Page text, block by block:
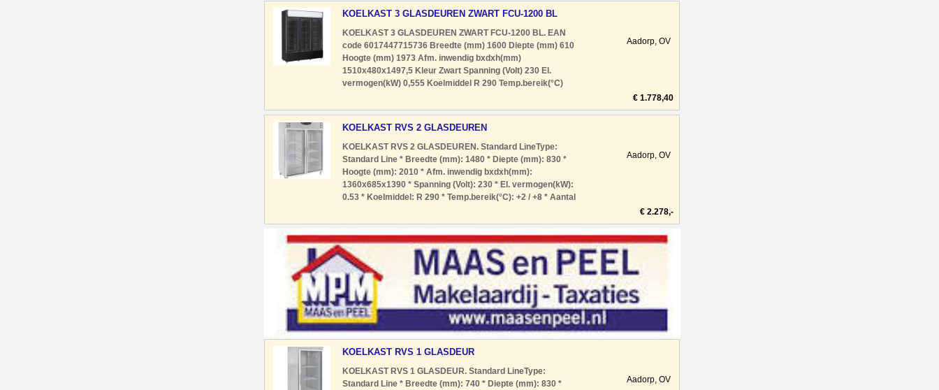
KOELKAST 3 GLASDEUREN ZWART FCU-1200 BL
KOELKAST 3 GLASDEUREN ZWART FCU-1200 BL. EAN
code 6017447715736 Breedte (mm) 1600 Diepte (mm) 610
Hoogte (mm) 1973 Afm. inwendig bxdxh(mm)
1510x480x1497,5 Kleur Zwart Spanning (Volt) 230 El.
vermogen(kW) 0,555 Koelmiddel R 290 Temp.bereik(°C)
Geleiderafstand (mm) 90 Max.belad.rooster(kg) 30 Inh. Net
Aadorp, OV
€ 1.778,40
KOELKAST RVS 2 GLASDEUREN
KOELKAST RVS 2 GLASDEUREN. Standard LineType:
Standard Line * Breedte (mm): 1480 * Diepte (mm): 830 *
Hoogte (mm): 2010 * Afm. inwendig bxdxh(mm):
1360x685x1390 * Spanning (Volt): 230 * El. vermogen(kW):
0.53 * Koelmiddel: R 290 * Temp.bereik(°C): +2 / +8 * Aantal
Geleiderafstand (mm): 80 * Inh. Nett
Aadorp, OV
€ 2.278,-
KOELKAST RVS 1 GLASDEUR
KOELKAST RVS 1 GLASDEUR. Standard LineType:
Standard Line * Breedte (mm): 740 * Diepte (mm): 830 *
Aadorp, OV